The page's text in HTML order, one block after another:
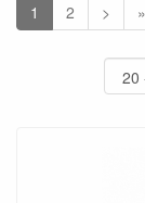
1 2 >
»